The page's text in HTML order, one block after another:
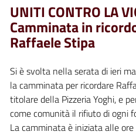
UNITI CONTRO LA
Camminata in
Raffaele Stipa
Si è svolta nella serata di ieri
la camminata per ricordare
titolare della Pizzeria Yoghi, e
come comunità il rifiuto di ogni
La camminata è iniziata alle